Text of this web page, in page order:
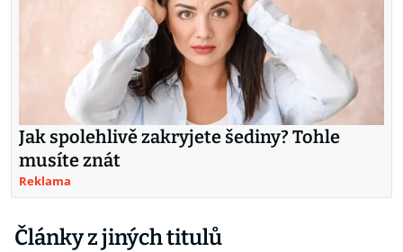
Jak spolehlivě zakryjete šediny? Tohle
musíte znát
Reklama
Články z jiných titulů